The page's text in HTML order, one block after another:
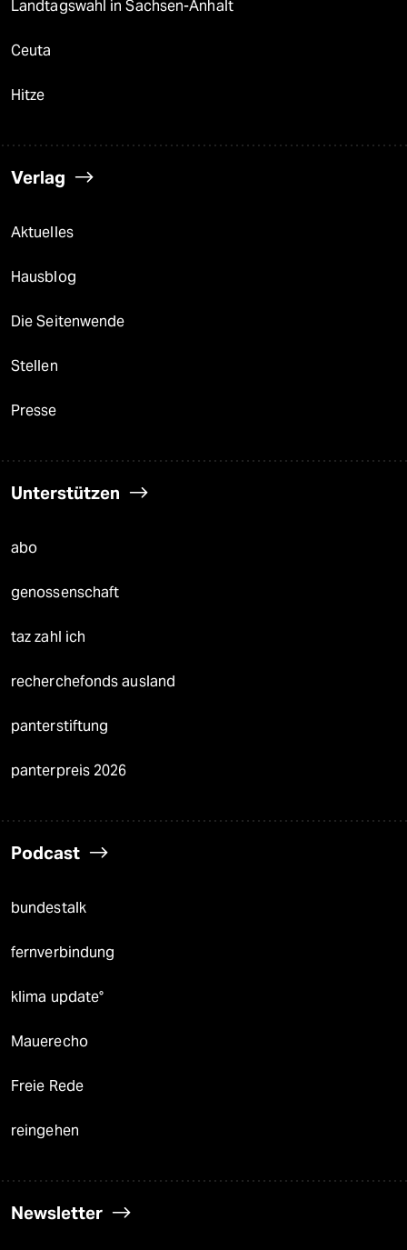
Landtagswahl in Sachsen-Anhalt
Ceuta
Hitze
Verlag
Aktuelles
Hausblog
Die Seitenwende
Stellen
Presse
Unterstützen
abo
genossenschaft
taz zahl ich
recherchefonds ausland
panterstiftung
panterpreis 2026
Podcast
bundestalk
fernverbindung
klima update°
Mauerecho
Freie Rede
reingehen
Newsletter